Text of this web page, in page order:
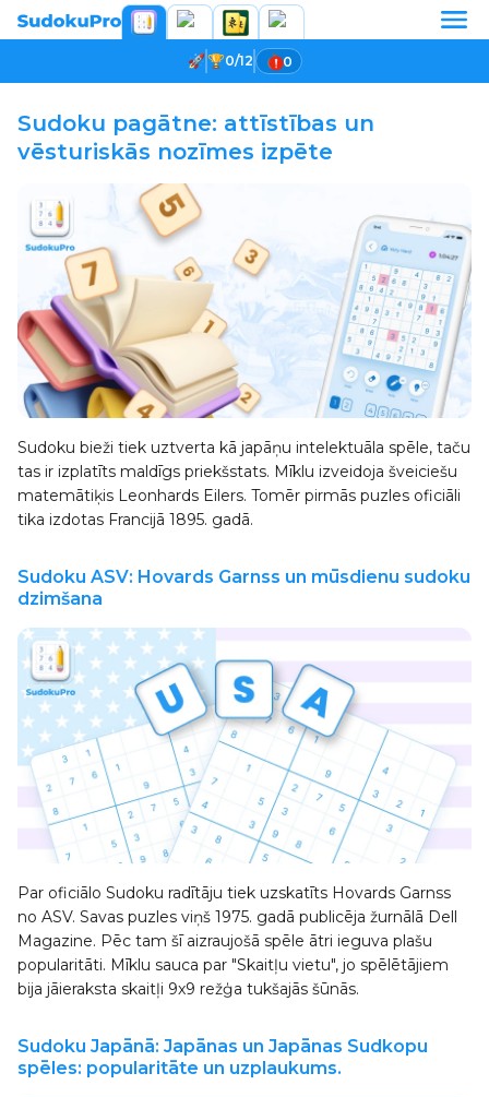
0/12 0
Sudoku pagātne: attīstības un
vēsturiskās nozīmes izpēte
Sudoku bieži tiek uztverta kā japāņu intelektuāla spēle, taču
tas ir izplatīts maldīgs priekšstats. Mīklu izveidoja šveiciešu
matemātiķis Leonhards Eilers. Tomēr pirmās puzles oficiāli
tika izdotas Francijā 1895. gadā.
Sudoku ASV: Hovards Garnss un mūsdienu sudoku
dzimšana
Par oficiālo Sudoku radītāju tiek uzskatīts Hovards Garnss
no ASV. Savas puzles viņš 1975. gadā publicēja žurnālā Dell
Magazine. Pēc tam šī aizraujošā spēle ātri ieguva plašu
popularitāti. Mīklu sauca par "Skaitļu vietu", jo spēlētājiem
bija jāieraksta skaitļi 9x9 režģa tukšajās šūnās.
Sudoku Japānā: Japānas un Japānas Sudkopu
spēles: popularitāte un uzplaukums.